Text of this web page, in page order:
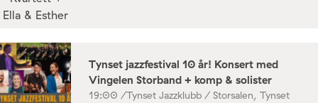
Tynset jazzfestival 10 år! Konsert med
Vingelen Storband + komp & solister
19:00 /Tynset Jazzklubb / Storsalen, Tynset